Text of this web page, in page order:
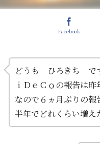
Facebook
どうも ひろきち で
ｉＤｅＣｏの報告は
なので６ヵ月ぶりの報
半年でどれくらい増え